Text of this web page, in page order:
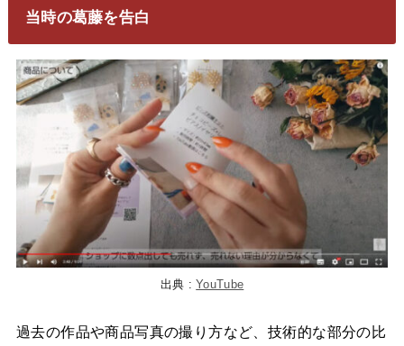
当時の葛藤を告白
出典 :YouTube
過去の作品や商品写真の撮り方など、技術的な部分の比